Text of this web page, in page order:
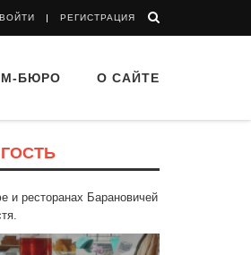
ВОЙТИ РЕГИСТРАЦИЯ
БЮРО О САЙТЕ
и ресторанах Барановичей